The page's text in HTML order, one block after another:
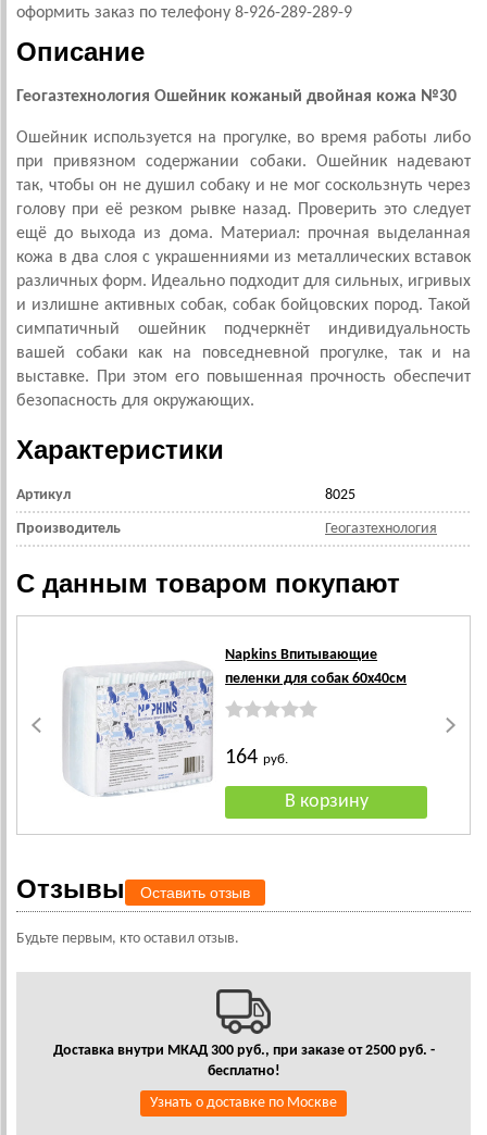
оформить заказ по телефону 8-926-289-289-9
Описание
Геогазтехнология Ошейник кожаный двойная кожа №30
Ошейник используется на прогулке, во время работы либо
при привязном содержании собаки. Ошейник надевают
так, чтобы он не душил собаку и не мог соскользнуть через
голову при её резком рывке назад. Проверить это следует
ещё до выхода из дома. Материал: прочная выделанная
кожа в два слоя с украшенниями из металлических вставок
различных форм. Идеально подходит для сильных, игривых
и излишне активных собак, собак бойцовских пород. Такой
симпатичный ошейник подчеркнёт индивидуальность
вашей собаки как на повседневной прогулке, так и на
выставке. При этом его повышенная прочность обеспечит
безопасность для окружающих.
Характеристики
Артикул 8025
Производитель Геогазтехнология
С данным товаром покупают
Napkins Впитывающие
пеленки для собак 60х40см
164руб.
Отзывы Оставить отзыв
Будьте первым, кто оставил отзыв.
Доставка внутри МКАД 300 руб., при заказе от 2500 руб. -
бесплатно!
Узнать о доставке по Москве